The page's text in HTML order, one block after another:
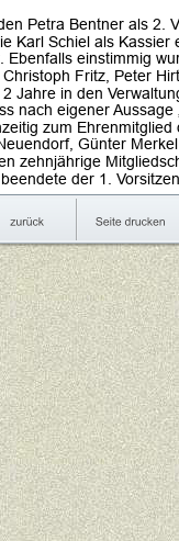
Petra Bentner als 2.
Karl Schiel als Kassier
Ebenfalls einstimmig
Fritz, Peter
Jahre in den
nach eigener
zum
Günter
zehnjährige
der 1.